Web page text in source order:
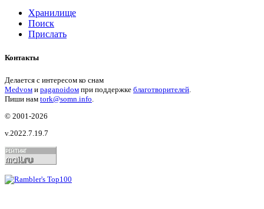
Хранилище
Поиск
Прислать
Контакты
Делается с интересом ко снам
Medvом и paganoidом при поддержке благотворителей
Пиши нам tork@somn.info
© 2001-2026
v.2022.7.19.7